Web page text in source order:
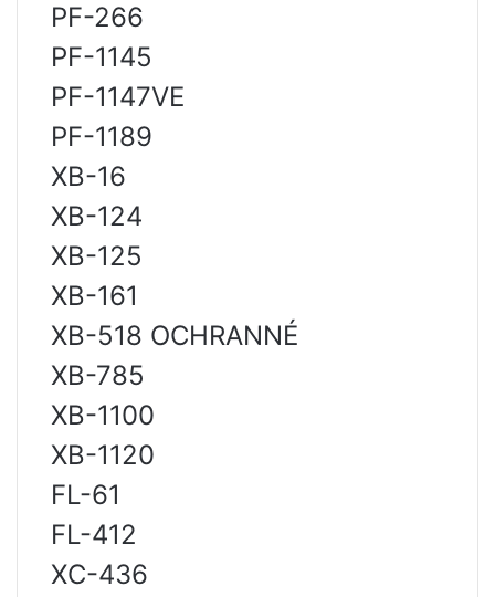
PF-266
PF-1145
PF-1147VE
PF-1189
XB-16
XB-124
XB-125
XB-161
ХВ-518 OCHRANNÉ
XB-785
XB-1100
XB-1120
FL-61
FL-412
XC-436